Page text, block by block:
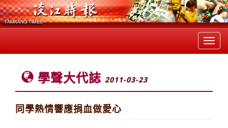
學聲大代誌 2011-03-23
同學熱情響應捐血做愛心